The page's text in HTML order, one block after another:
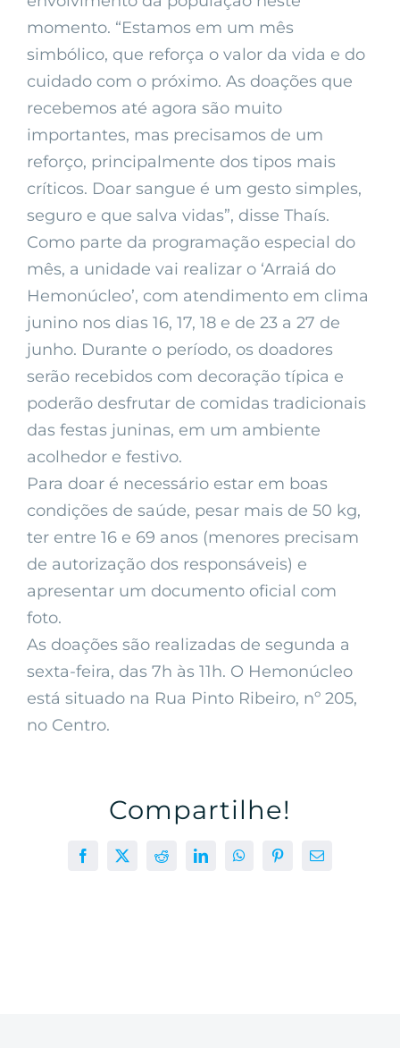
momento. “Estamos em um mês
simbólico, que reforça o valor da vida e do
cuidado com o próximo. As doações que
recebemos até agora são muito
importantes, mas precisamos de um
reforço, principalmente dos tipos mais
críticos. Doar sangue é um gesto simples,
seguro e que salva vidas”, disse Thaís.
Como parte da programação especial do
mês, a unidade vai realizar o ‘Arraiá do
Hemonúcleo’, com atendimento em clima
junino nos dias 16, 17, 18 e de 23 a 27 de
junho. Durante o período, os doadores
serão recebidos com decoração típica e
poderão desfrutar de comidas tradicionais
das festas juninas, em um ambiente
acolhedor e festivo.
Para doar é necessário estar em boas
condições de saúde, pesar mais de 50 kg,
ter entre 16 e 69 anos (menores precisam
de autorização dos responsáveis) e
apresentar um documento oficial com
foto.
As doações são realizadas de segunda a
sexta-feira, das 7h às 11h. O Hemonúcleo
está situado na Rua Pinto Ribeiro, nº 205,
no Centro.
Compartilhe!
Facebook
X RedditLinkedInWhatsAppPinterest
E-